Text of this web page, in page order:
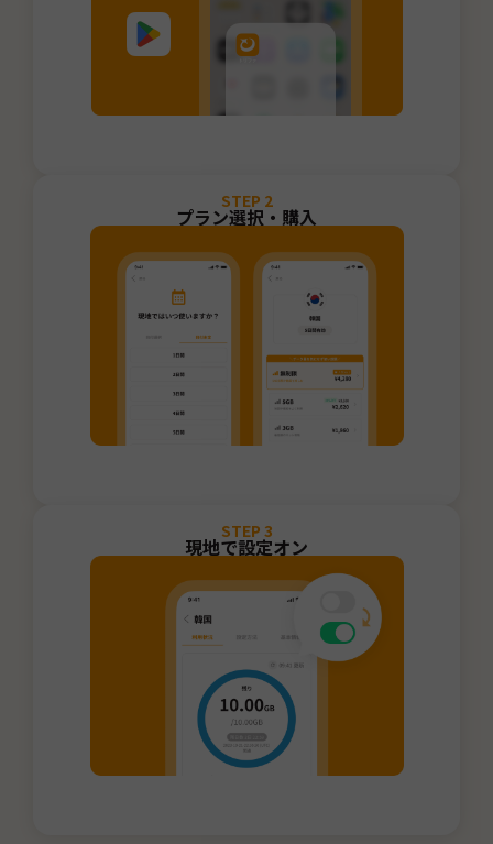
STEP 2
プラン選択・購入
STEP 3
現地で設定オン